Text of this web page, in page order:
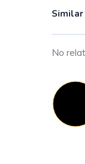
Similar
No